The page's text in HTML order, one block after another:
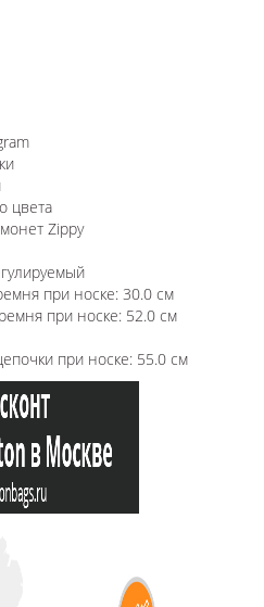
цвета
Zippy
при носке: 30.0 см
при носке: 52.0 см
при носке: 55.0 см